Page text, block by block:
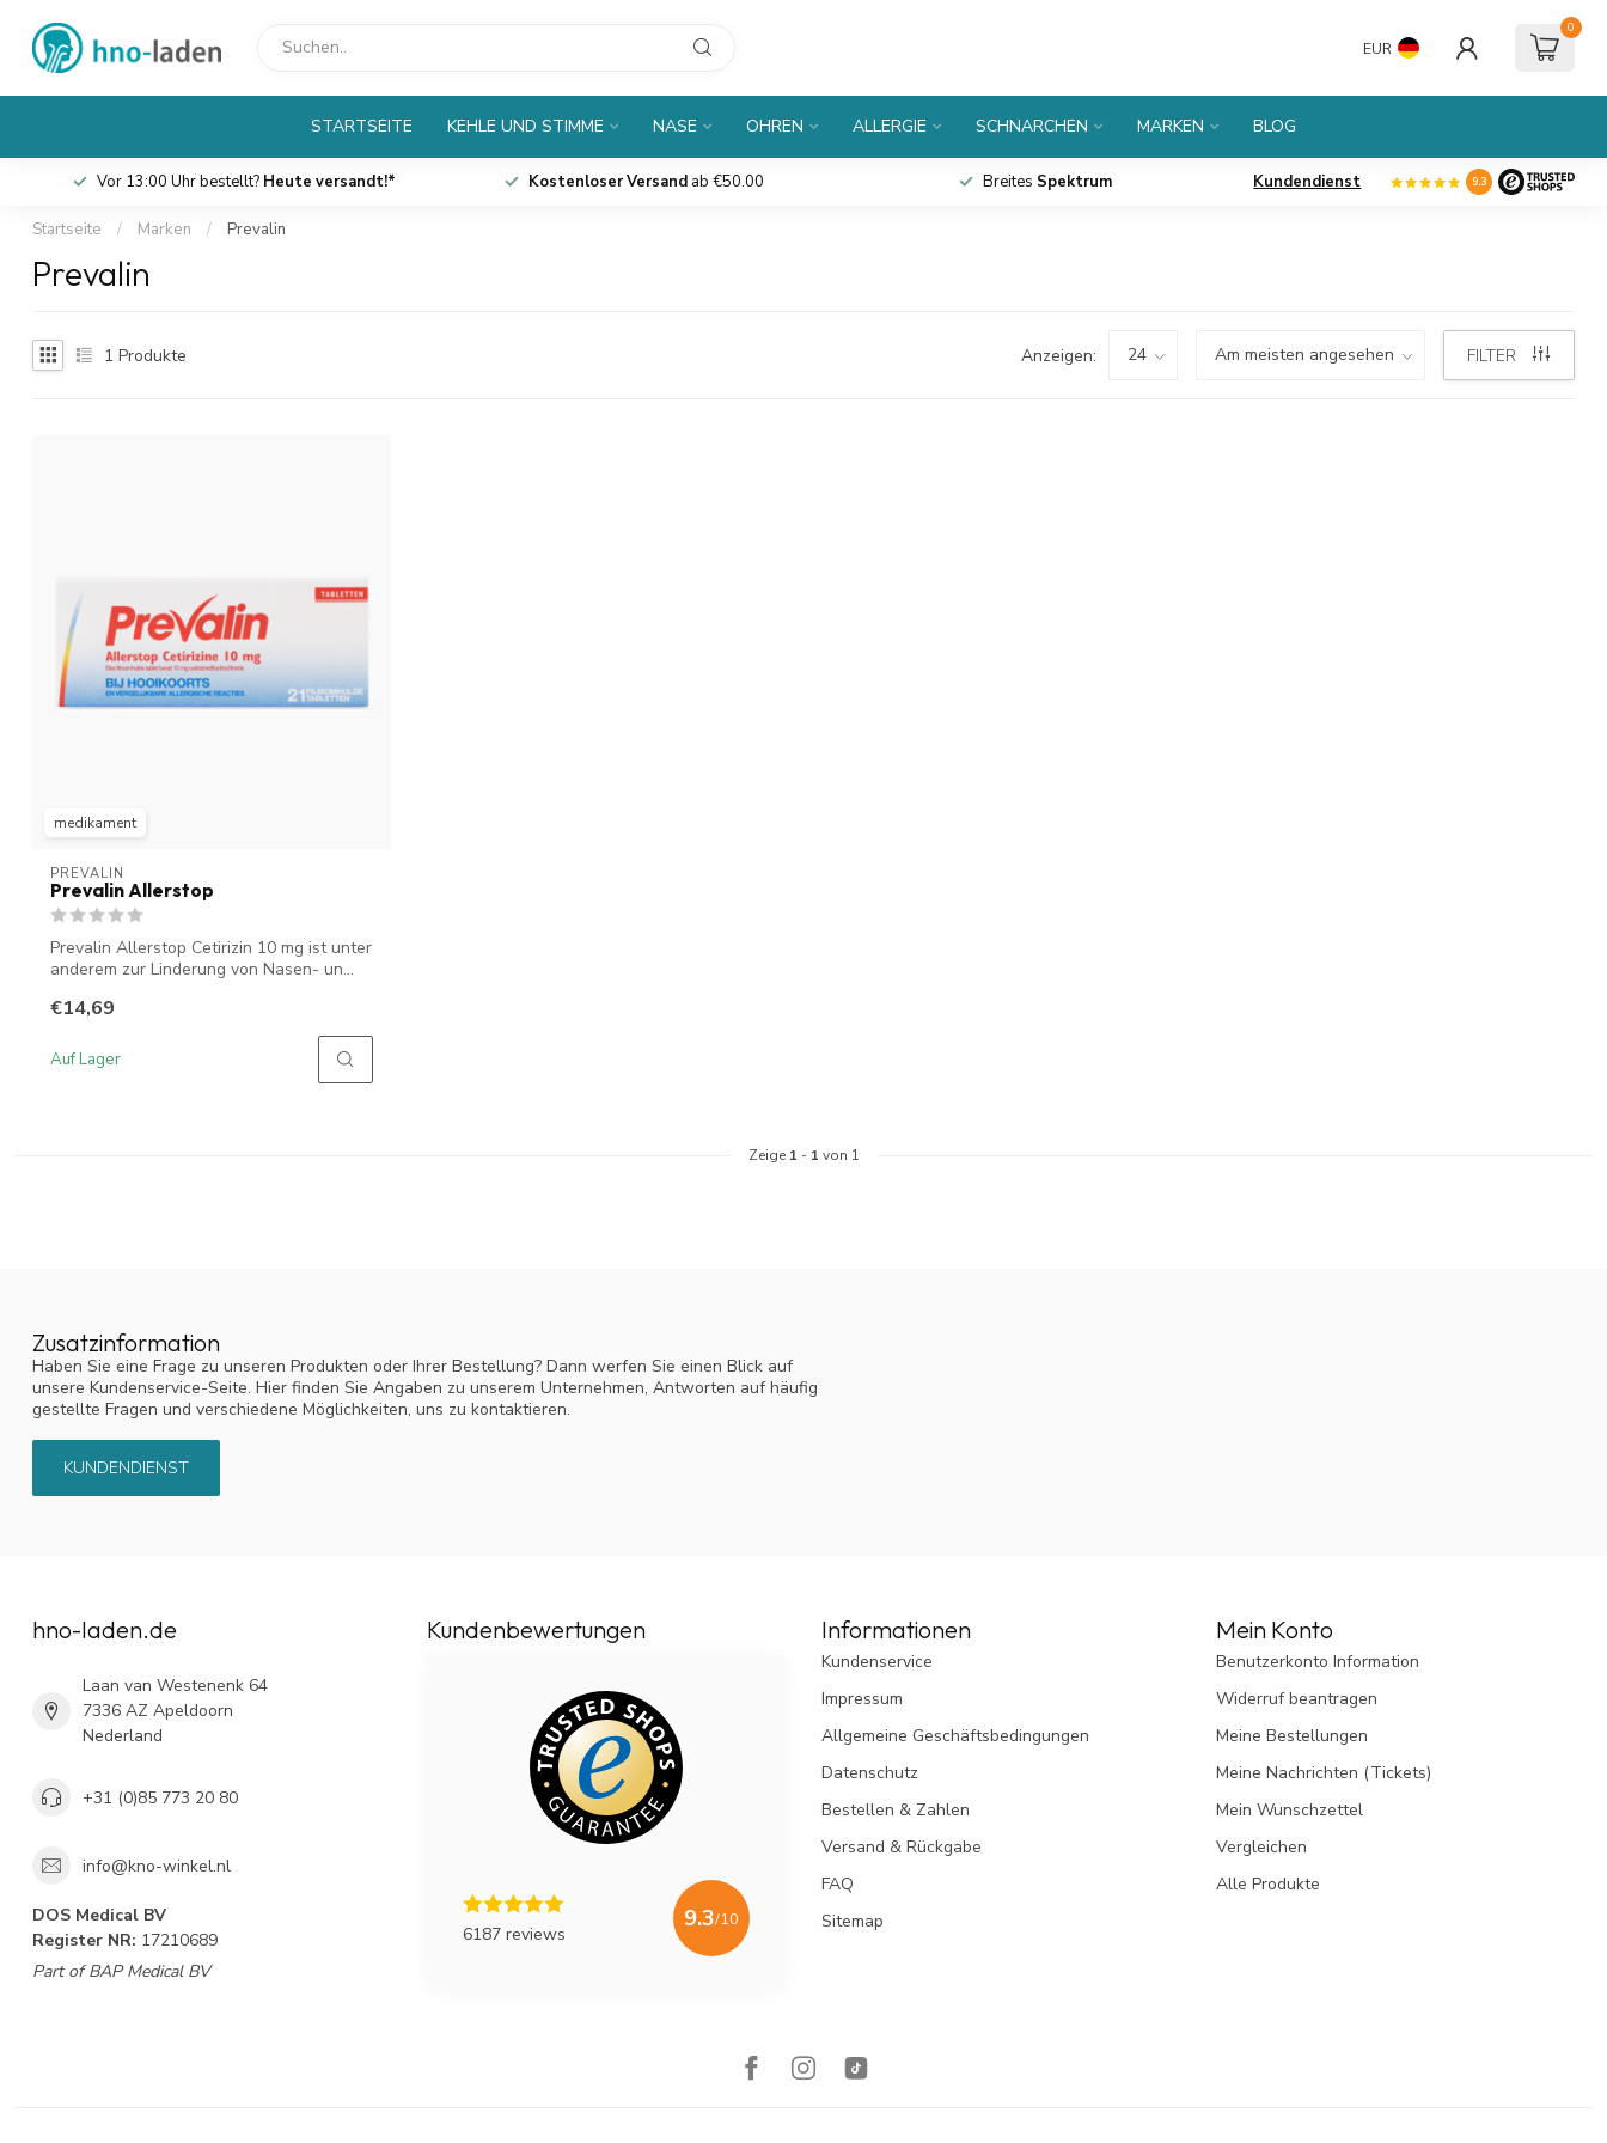
EUR
0
STARTSEITE KEHLE UND STIMME NASE OHREN ALLERGIE SCHNARCHEN MARKEN BLOG
Vor 13:00 Uhr bestellt? Heute versandt!* Kostenloser Versand ab €50.00 Breites Spektrum Kundendienst 9.3
Startseite / Marken / Prevalin
Prevalin
1 Produkte Anzeigen: FILTER
medikament
PREVALIN
Prevalin Allerstop
Prevalin Allerstop Cetirizin 10 mg ist unter
anderem zur Linderung von Nasen- un...
€14,69
Auf Lager
Zeige 1 - 1 von 1
Zusatzinformation
Haben Sie eine Frage zu unseren Produkten oder Ihrer Bestellung? Dann werfen Sie einen Blick auf
unsere Kundenservice-Seite. Hier finden Sie Angaben zu unserem Unternehmen, Antworten auf häufig
gestellte Fragen und verschiedene Möglichkeiten, uns zu kontaktieren.
KUNDENDIENST
hno-laden.de
Laan van Westenenk 64
7336 AZ Apeldoorn
Nederland
+31 (0)85 773 20 80
info@kno-winkel.nl
DOS Medical BV
Register NR: 17210689
Part of BAP Medical BV
Kundenbewertungen
6187 reviews
9.3/10
Informationen
Kundenservice
Impressum
Allgemeine Geschäftsbedingungen
Datenschutz
Bestellen & Zahlen
Versand & Rückgabe
FAQ
Sitemap
Mein Konto
Benutzerkonto Information
Widerruf beantragen
Meine Bestellungen
Meine Nachrichten (Tickets)
Mein Wunschzettel
Vergleichen
Alle Produkte